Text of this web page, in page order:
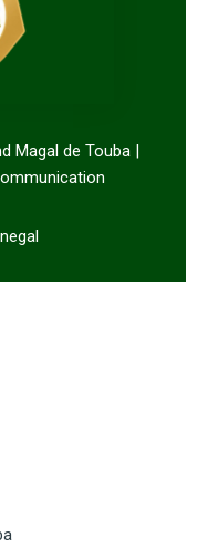
Magal de Touba |